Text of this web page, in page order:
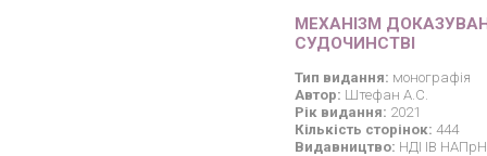
МЕХАНІЗМ
СУДОЧИНСТВІ
Тип видання: монографія
Автор: Штефан А.С.
Рік видання: 2021
Кількість сторінок: 444
Видавництво: НДІ ІВ НАПрН